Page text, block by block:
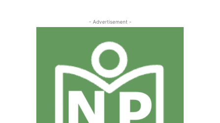
- Advertisement -